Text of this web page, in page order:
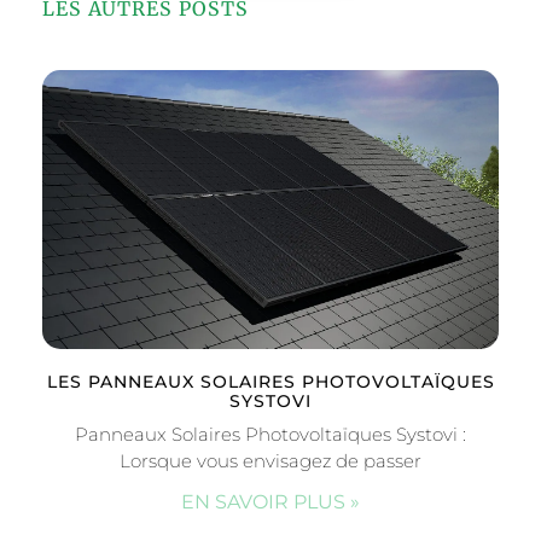
LES AUTRES POSTS
LES PANNEAUX SOLAIRES PHOTOVOLTAÏQUES
SYSTOVI
Panneaux Solaires Photovoltaïques Systovi :
Lorsque vous envisagez de passer
EN SAVOIR PLUS »